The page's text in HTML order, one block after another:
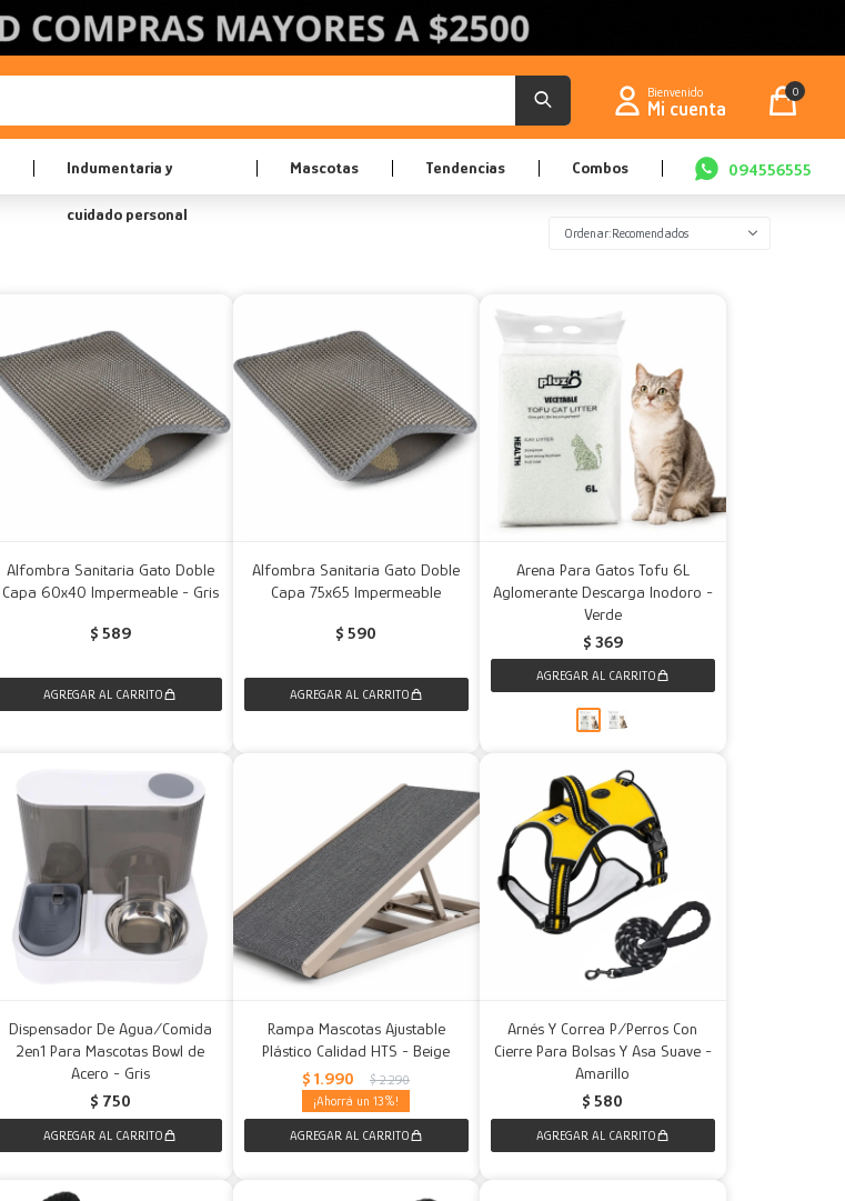
Indumentaria y
cuidado personal
Mascotas Tendencias Combos 094556555
0
Recomendados
Alfombra Sanitaria Gato Doble
Capa 60x40 Impermeable - Gris
$ 589
Alfombra Sanitaria Gato Doble
Capa 75x65 Impermeable
$ 590
Arena Para Gatos Tofu 6L
Aglomerante Descarga Inodoro -
Verde
$ 369
Dispensador De Agua/Comida
2en1 Para Mascotas Bowl de
Acero - Gris
$ 750
Rampa Mascotas Ajustable
Plástico Calidad HTS - Beige
$ 1.990 $ 2.290
13
Arnés Y Correa P/Perros Con
Cierre Para Bolsas Y Asa Suave -
Amarillo
$ 580